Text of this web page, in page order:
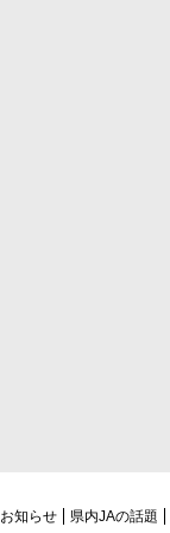
お知らせ 県内JAの話題